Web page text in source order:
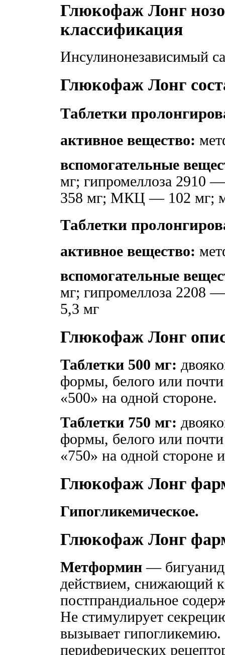
Глюкофаж Лонг
классификация
Инсулинонезависимый
Глюкофаж Лонг
Таблетки
активное вещество:
вспомогательные
мг; гипромеллоза 2910
358 мг; МКЦ — 102 мг;
Таблетки
активное вещество:
вспомогательные
мг; гипромеллоза 2208
5,3 мг
Глюкофаж Лонг
Таблетки 500 мг:
формы, белого или почти
«500» на одной стороне.
Таблетки 750 мг:
формы, белого или почти
«750» на одной
Глюкофаж Лонг
Гипогликемическое.
Глюкофаж Лонг
Метформин — бигуанид
действием, снижающий
постпрандиальное
Не стимулирует
вызывает
периферических